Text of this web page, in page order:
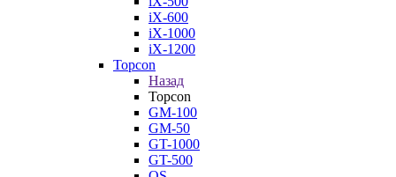
iX-600
iX-1000
iX-1200
Topcon
Назад
Topcon
GM-100
GM-50
GT-1000
GT-500